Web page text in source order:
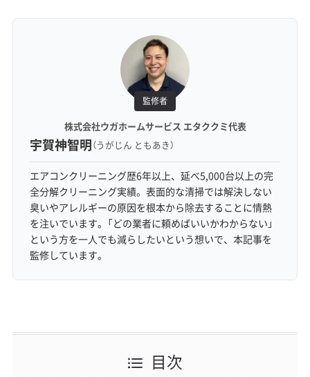
監修者
株式会社ウガホームサービス エタククミ代表
宇賀神智明（うがじん ともあき）
エアコンクリーニング歴6年以上、延べ5,000台以上の完
全分解クリーニング実績。表面的な清掃では解決しない
臭いやアレルギーの原因を根本から除去することに情熱
を注いでいます。「どの業者に頼めばいいかわからない」
という方を一人でも減らしたいという想いで、本記事を
監修しています。
目次